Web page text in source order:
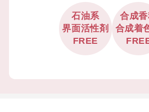
石油系
界面活性剤
FREE
合成
合成着